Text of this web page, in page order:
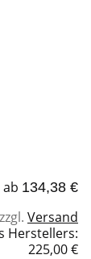
ab 134,38 €
Versand
Herstellers:
225,00 €